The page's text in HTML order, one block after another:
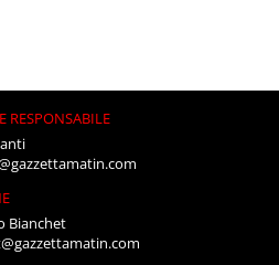
RESPONSABILE
Bianchet